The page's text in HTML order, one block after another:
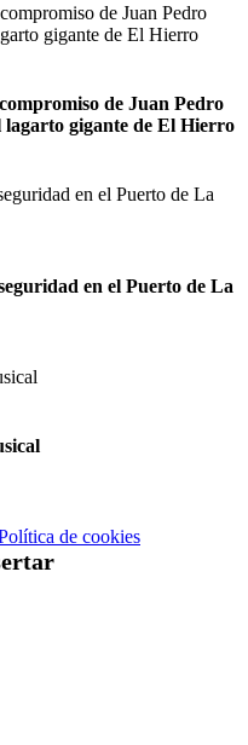
de Juan Pedro
lagarto gigante de El Hierro
en el Puerto de La
de cookies